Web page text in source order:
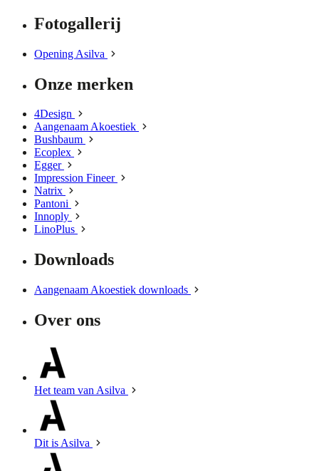
Fotogallerij
Opening Asilva
Onze merken
4Design
Aangenaam Akoestiek
Bushbaum
Ecoplex
Egger
Impression Fineer
Natrix
Pantoni
Innoply
LinoPlus
Downloads
Aangenaam Akoestiek downloads
Over ons
Het team van Asilva
Dit is Asilva